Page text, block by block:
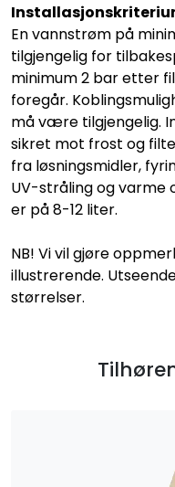
En vannstrøm på
tilgjengelig for
minimum 2 bar etter
foregår.
må være tilgjengelig.
sikret mot frost og
fra løsningsmidler,
UV-stråling og varme
er på 8-12 liter.
NB! Vi vil gjøre
illustrerende.
størrelser.